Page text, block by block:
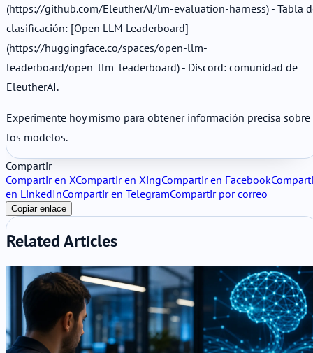
(https://github.com/EleutherAI/lm-evaluation-harness) - Tabla
clasificación: [Open LLM Leaderboard]
(https://huggingface.co/spaces/open-llm-
leaderboard/open_llm_leaderboard) - Discord: comunidad de
EleutherAI.
Experimente hoy mismo para obtener información precisa sobre
los modelos.
Compartir
Compartir en XCompartir en XingCompartir en Facebook
en LinkedInCompartir en TelegramCompartir por correo
Copiar enlace
Related Articles